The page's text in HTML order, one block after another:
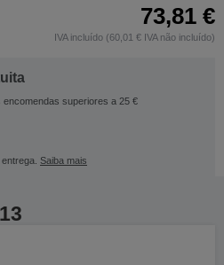
73,81 €
IVA incluído (60,01 € IVA não incluído)
encomendas superiores a 25 €
Saiba mais